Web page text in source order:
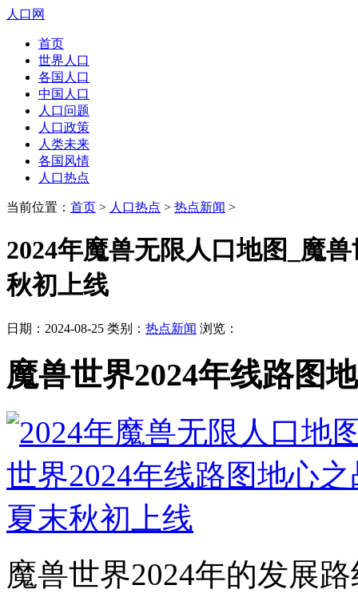
人口网
首页
世界人口
各国人口
中国人口
人口问题
人口政策
人类未来
各国风情
人口热点
当前位置： 首页 > 人口热点 > 热点新闻 >
2024年魔兽无限人口地图_魔
秋初上线
日期：2024-08-25 类别： 热点新闻 浏览：
魔兽世界2024年线路图
魔兽世界2024年的发展